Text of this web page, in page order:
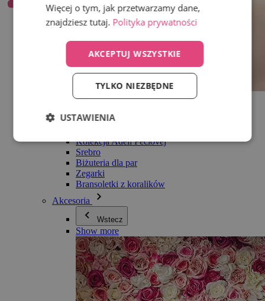
Wszystko w kategorii Biżuteria
Bransoletki
Kolekcja Adéli Pečlovej
Srebro
Biżuteria dla par
Zegarki
Bransoletki z koralików
Akcesoria
Wstecz
Show more
Więcej o tym, jak przetwarzamy dane,
znajdziesz tutaj. Polityka prywatności
AKCEPTUJ WSZYSTKIE
TYLKO NIEZBĘDNE
USTAWIENIA